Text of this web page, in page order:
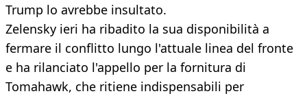
Trump lo avrebbe insultato.
Zelensky ieri ha ribadito la sua disponibilità a
fermare il conflitto lungo l'attuale linea del fronte
e ha rilanciato l'appello per la fornitura di
Tomahawk, che ritiene indispensabili per